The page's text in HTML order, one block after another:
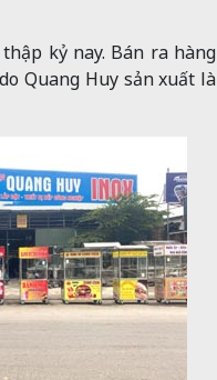
kỷ nay. Bán ra hàng
Quang Huy sản xuất là